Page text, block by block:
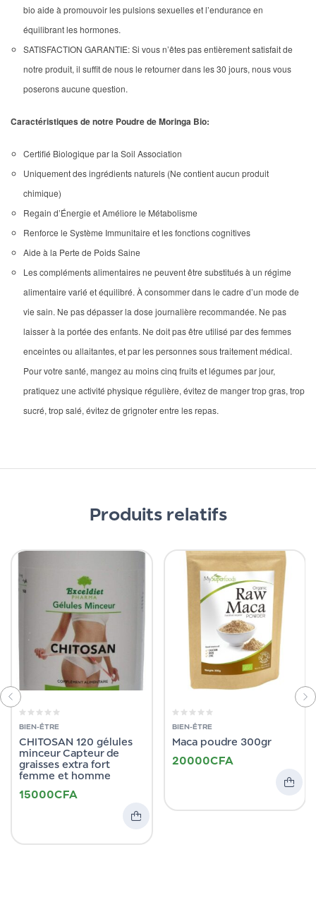
bio aide à promouvoir les pulsions sexuelles et l’endurance en
équilibrant les hormones.
SATISFACTION GARANTIE: Si vous n’êtes pas entièrement satisfait de
notre produit, il suffit de nous le retourner dans les 30 jours, nous vous
poserons aucune question.
Caractéristiques de notre Poudre de Moringa Bio:
Certifié Biologique par la Soil Association
Uniquement des ingrédients naturels (Ne contient aucun produit
chimique)
Regain d’Énergie et Améliore le Métabolisme
Renforce le Système Immunitaire et les fonctions cognitives
Aide à la Perte de Poids Saine
Les compléments alimentaires ne peuvent être substitués à un régime
alimentaire varié et équilibré. À consommer dans le cadre d’un mode de
vie sain. Ne pas dépasser la dose journalière recommandée. Ne pas
laisser à la portée des enfants. Ne doit pas être utilisé par des femmes
enceintes ou allaitantes, et par les personnes sous traitement médical.
Pour votre santé, mangez au moins cinq fruits et légumes par jour,
pratiquez une activité physique régulière, évitez de manger trop gras, trop
sucré, trop salé, évitez de grignoter entre les repas.
Produits relatifs
BIEN-ÊTRE
CHITOSAN 120 gélules
minceur Capteur de
graisses extra fort
femme et homme
15000CFA
BIEN-ÊTRE
Maca poudre 300gr
20000CFA